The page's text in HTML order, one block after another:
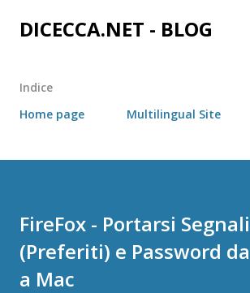
Passa ai contenuti principali
DICECCA.NET - BLOG
Indice
Home page
Multilingual Site
FireFox - Portarsi
(Preferiti) e Password
a Mac